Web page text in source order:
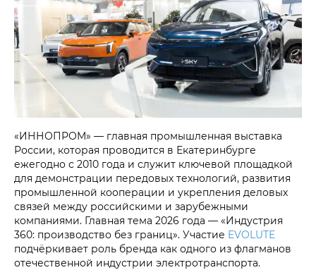
«ИННОПРОМ» — главная промышленная выставка
России, которая проводится в Екатеринбурге
ежегодно с 2010 года и служит ключевой площадкой
для демонстрации передовых технологий, развития
промышленной кооперации и укрепления деловых
связей между российскими и зарубежными
компаниями. Главная тема 2026 года — «Индустрия
360: производство без границ». Участие EVOLUTE
подчёркивает роль бренда как одного из флагманов
отечественной индустрии электротранспорта.